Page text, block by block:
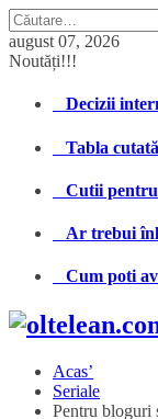
Caută
după:
august 07, 2026
Noutăți!!!
Decizii
Tabla
Cutii pentru
Ar trebui
Cum poti
Acas’
Seriale
Pentru bloguri